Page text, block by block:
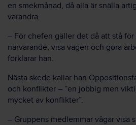
en smekmånad, då alla är snälla
varandra.
– För chefen gäller det då att stå
närvarande, visa vägen och göra
förklarar han.
Nästa skede kallar han
och konflikter – ”en jobbig men
mycket av konflikter”.
– Gruppens medlemmar vågar visa